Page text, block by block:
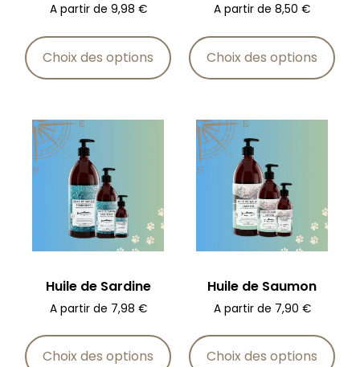
A partir de 9,98 €
Choix des options
A partir de 8,50 €
Choix des options
Huile de Sardine
A partir de 7,98 €
Choix des options
Huile de Saumon
A partir de 7,90 €
Choix des options